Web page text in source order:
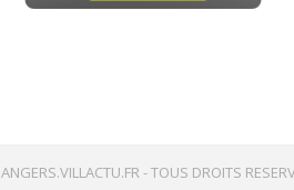
ANGERS.VILLACTU.FR -TOUS DROITS